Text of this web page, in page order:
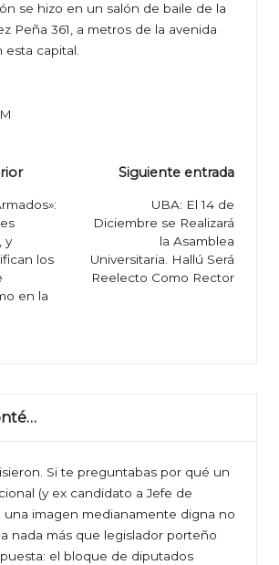
se hizo en un salón de baile de la
Peña 361, a metros de la avenida
esta capital.
y
los
en la
Siguiente entrada
UBA: El 14 de
Diciembre se Realizará
la Asamblea
Universitaria. Hallú Será
Reelecto Como Rector
Si te preguntabas por qué un
(y ex candidato a Jefe de
una imagen medianamente digna no
nada más que legislador porteño
el bloque de diputados